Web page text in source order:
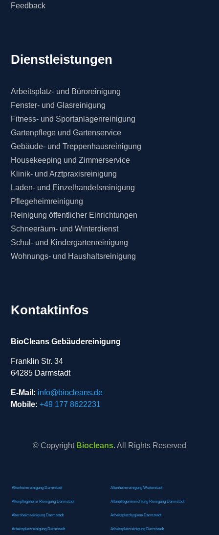
Feedback
Dienstleistungen
Arbeitsplatz- und Büroreinigung
Fenster- und Glasreinigung
Fitness- und Sportanlagenreinigung
Gartenpflege und Gartenservice
Gebäude- und Treppenhausreinigung
Housekeeping und Zimmerservice
Klinik- und Arztpraxisreinigung
Laden- und Einzelhandelsreinigung
Pflegeheimreinigung
Reinigung öffentlicher Einrichtungen
Schneeräum- und Winterdienst
Schul- und Kindergartenreinigung
Wohnungs- und Haushaltsreinigung
Kontaktinfos
BioCleans Gebäudereinigung
Franklin Str. 34
64285 Darmstadt
E-Mail: info@biocleans.de
Mobile: +49 177 8622231
© Copyright Biocleans. All Rights Reserved
Altenheimreinigung Darmstadt Altenheimreinigung Weiterstadt
Altenpflegeheim Reinigung Darmstadt Altenpflegereinrichtung Reinigung Darmstadt
Altersheimreinigung Darmstadt Arbeitsplatzhygiene Darmstadt
Arbeitsplatzreinigung Darmstadt Arbeitsplatzreinigung Darmstadt